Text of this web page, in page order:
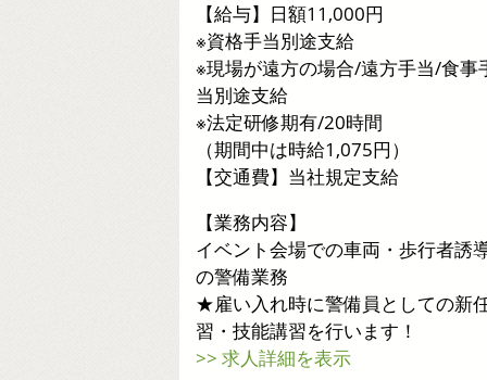
【給与】日額11,000円
※資格手当別途支給
※現場が遠方の場合/遠方手当/食事
当別途支給
※法定研修期有/20時間
（期間中は時給1,075円）
【交通費】当社規定支給
【業務内容】
イベント会場での車両・歩行者誘
の警備業務
★雇い入れ時に警備員としての新
習・技能講習を行います！
>> 求人詳細を表示